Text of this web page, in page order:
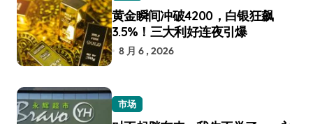
黄金瞬间冲破4200，白银狂飙
3.5%！三大利好连夜引爆
8 月 6 , 2026
市场